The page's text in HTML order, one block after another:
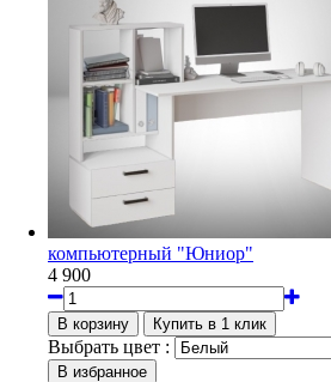
компьютерный "Юниор"
4 900
Выбрать цвет :